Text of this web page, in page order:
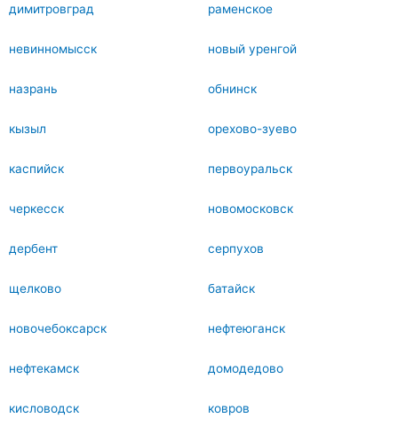
димитровград раменское
невинномысск новый уренгой
назрань обнинск
кызыл орехово-зуево
каспийск первоуральск
черкесск новомосковск
дербент серпухов
щелково батайск
новочебоксарск нефтеюганск
нефтекамск домодедово
кисловодск ковров